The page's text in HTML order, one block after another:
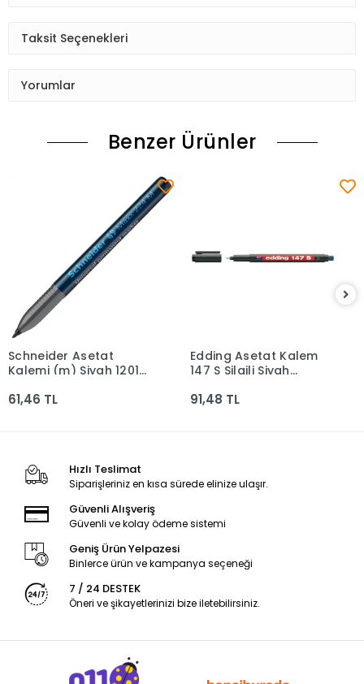
Taksit Seçenekleri
Yorumlar
Benzer Ürünler
Sepete Ekle
Schneider Asetat
Kalemi (m) Siyah 1201
61,46 TL
Sepete Ekle
Edding Asetat Kalem
147 S Silgili Siyah
91,48 TL
Hızlı Teslimat
Siparişleriniz en kısa sürede elinize ulaşır.
Güvenli Alışveriş
Güvenli ve kolay ödeme sistemi
Geniş Ürün Yelpazesi
Binlerce ürün ve kampanya seçeneği
7 / 24 DESTEK
Öneri ve şikayetlerinizi bize iletebilirsiniz.